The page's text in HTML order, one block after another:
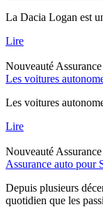
La Dacia Logan est
Lire
Nouveauté
Les voitures
Les voitures
Lire
Nouveauté
Assurance auto pour
Depuis plusieurs
quotidien que les